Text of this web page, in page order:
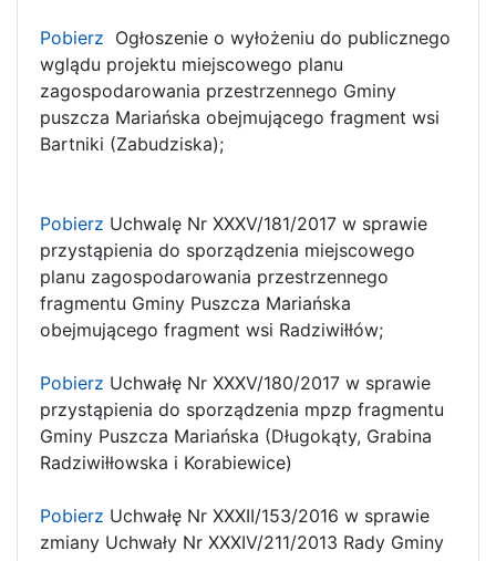
Pobierz Ogłoszenie o wyłożeniu do publicznego
wglądu projektu miejscowego planu
zagospodarowania przestrzennego Gminy
puszcza Mariańska obejmującego fragment wsi
Bartniki (Zabudziska);
Pobierz Uchwalę Nr XXXV/181/2017 w sprawie
przystąpienia do sporządzenia miejscowego
planu zagospodarowania przestrzennego
fragmentu Gminy Puszcza Mariańska
obejmującego fragment wsi Radziwiłłów;
Pobierz Uchwałę Nr XXXV/180/2017 w sprawie
przystąpienia do sporządzenia mpzp fragmentu
Gminy Puszcza Mariańska (Długokąty, Grabina
Radziwiłłowska i Korabiewice)
Pobierz Uchwałę Nr XXXII/153/2016 w sprawie
zmiany Uchwały Nr XXXIV/211/2013 Rady Gminy